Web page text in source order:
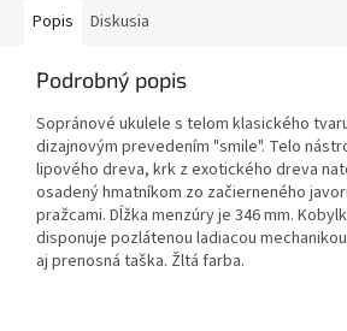
Popis Diskusia
Podrobný popis
Sopránové ukulele s telom klasického
dizajnovým prevedením "smile". Telo
lipového dreva, krk z exotického dreva
osadený hmatníkom zo začierneného
pražcami. Dĺžka menzúry je 346 mm.
disponuje pozlátenou ladiacou
aj prenosná taška. Žltá farba.